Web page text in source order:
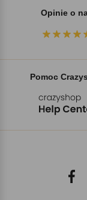
Opinie o
Pomoc